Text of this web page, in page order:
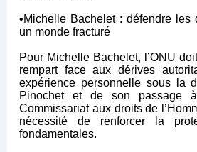
•Michelle Bachelet : défendre les
un monde fracturé
Pour Michelle Bachelet, l’ONU
rempart face aux dérives
expérience personnelle sous la
Pinochet et de son passage
Commissariat aux droits de
nécessité de renforcer la
fondamentales.